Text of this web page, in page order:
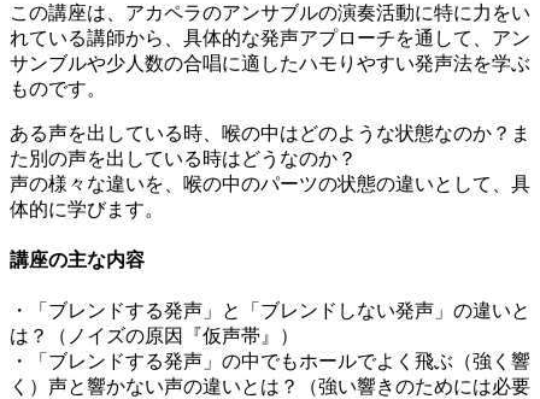
この講座は、アカペラのアンサブルの演奏活動に特に力をい
れている講師から、具体的な発声アプローチを通して、アン
サンブルや少人数の合唱に適したハモりやすい発声法を学ぶ
ものです。
ある声を出している時、喉の中はどのような状態なのか？ま
た別の声を出している時はどうなのか？
声の様々な違いを、喉の中のパーツの状態の違いとして、具
体的に学びます。
講座の主な内容
・「ブレンドする発声」と「ブレンドしない発声」の違いと
は？（ノイズの原因『仮声帯』）
・「ブレンドする発声」の中でもホールでよく飛ぶ（強く響
く）声と響かない声の違いとは？（強い響きのためには必要